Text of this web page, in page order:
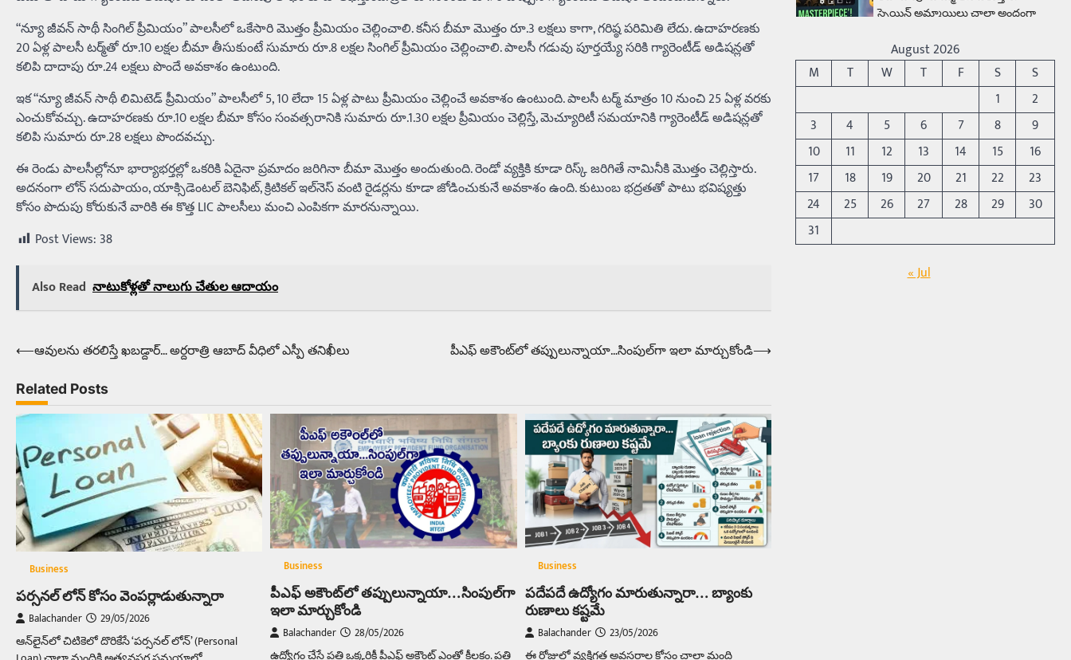
“న్యూ జీవన్ సాథీ సింగిల్ ప్రీమియం” పాలసీలో ఒకేసారి మొత్తం ప్రీమియం చెల్లించాలి. కనీస బీమా మొత్తం రూ.3 లక్షలు కాగా, గరిష్ఠ పరిమితి లేదు. ఉదాహరణకు
20 ఏళ్ల పాలసీ టర్మ్‌తో రూ.10 లక్షల బీమా తీసుకుంటే సుమారు రూ.8 లక్షల సింగిల్ ప్రీమియం చెల్లించాలి. పాలసీ గడువు పూర్తయ్యే సరికి గ్యారెంటీడ్ అడిషన్లతో
కలిపి దాదాపు రూ.24 లక్షలు పొందే అవకాశం ఉంటుంది.
ఇక “న్యూ జీవన్ సాథీ లిమిటెడ్ ప్రీమియం” పాలసీలో 5, 10 లేదా 15 ఏళ్ల పాటు ప్రీమియం చెల్లించే అవకాశం ఉంటుంది. పాలసీ టర్మ్ మాత్రం 10 నుంచి 25 ఏళ్ల వరకు
ఎంచుకోవచ్చు. ఉదాహరణకు రూ.10 లక్షల బీమా కోసం సంవత్సరానికి సుమారు రూ.1.30 లక్షల ప్రీమియం చెల్లిస్తే, మెచ్యూరిటీ సమయానికి గ్యారెంటీడ్ అడిషన్లతో
కలిపి సుమారు రూ.28 లక్షలు పొందవచ్చు.
ఈ రెండు పాలసీల్లోనూ భార్యాభర్తల్లో ఒకరికి ఏదైనా ప్రమాదం జరిగినా బీమా మొత్తం అందుతుంది. రెండో వ్యక్తికి కూడా రిస్క్ జరిగితే నామినీకి మొత్తం చెల్లిస్తారు.
అదనంగా లోన్ సదుపాయం, యాక్సిడెంటల్ బెనిఫిట్, క్రిటికల్ ఇల్‌నెస్ వంటి రైడర్లను కూడా జోడించుకునే అవకాశం ఉంది. కుటుంబ భద్రతతో పాటు భవిష్యత్తు
కోసం పొదుపు కోరుకునే వారికి ఈ కొత్త LIC పాలసీలు మంచి ఎంపికగా మారనున్నాయి.
Post Views:38
Also Read నాటుకోళ్లతో నాలుగు చేతుల ఆదాయం
Post
navigation
⟵ఆవుల‌ను త‌ర‌లిస్తే ఖ‌బ‌డ్దార్‌… అర్ద‌రాత్రి ఆబాద్ వీధిలో ఎస్పీ త‌నిఖీలు పీఎఫ్‌ అకౌంట్‌లో తప్పులున్నాయా…సింపుల్‌గా ఇలా మార్చుకోండి⟶
Related Posts
Business
పర్సనల్‌ లోన్‌ కోసం వెంపర్లాడుతున్నారా
Balachander
29/05/2026
ఆన్‌లైన్‌లో చిటికెలో దొరికేసే ‘పర్సనల్ లోన్’ (Personal
Business
పీఎఫ్‌ అకౌంట్‌లో తప్పులున్నాయా…సింపుల్‌గా
ఇలా మార్చుకోండి
Balachander
28/05/2026
ఉద్యోగం చేసే ప్రతి ఒక్కరికీ పీఎఫ్ అకౌంట్ ఎంతో కీలకం. ప్రతి
Business
పదేపదే ఉద్యోగం మారుతున్నారా… బ్యాంకు
రుణాలు కష్టమే
Balachander
23/05/2026
ఈ రోజుల్లో వ్యక్తిగత అవసరాల కోసం చాలా మంది
స్పెయిన్‌ అమ్మాయిలు చాలా అందంగా
5
Trending
రోడ్డుపై ఏరులై పారిన బీర్లు…
ఘాటుతో మండుతున్న నోర్లు
Balachander
15/04/2026
ఉత్తర ప్రదేశ్‌లోని ఝాన్సీ జిల్లాలో ఒక
వింతైన రోడ్డు ప్రమాదం చోటుచేసుకుంది.
ఝాన్సీ–కాన్పూర్ జాతీయ రహదారిపై
వేల సంఖ్యలో బీరు…
Trending
అక్కడ ఆదివారం బట్టలు
August 2026
M
T W T F S
S
1
2
3
4 5 6 7 8
9
10
11 12 13 14 15
16
17
18 19 20 21 22
23
24
25 26 27 28 29
30
31
« Jul